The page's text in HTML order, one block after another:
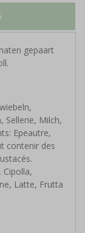
gepaart
Sellerie, Milch,
Epeautre,
contenir des
Latte, Frutta